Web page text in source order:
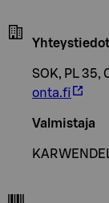
Yhteystiedot
SOK, PL
onta.fi
Valmistaja